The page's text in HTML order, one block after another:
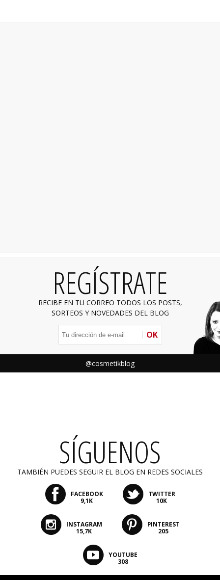
REGÍSTRATE
RECIBE EN TU CORREO TODOS LOS POSTS,
SORTEOS Y NOVEDADES DEL BLOG
OK
@cosmetikblog
SÍGUENOS
TAMBIÉN PUEDES SEGUIR EL BLOG EN REDES SOCIALES
FACEBOOK
9,1K
TWITTER
10K
INSTAGRAM
15,7K
PINTEREST
205
YOUTUBE
308